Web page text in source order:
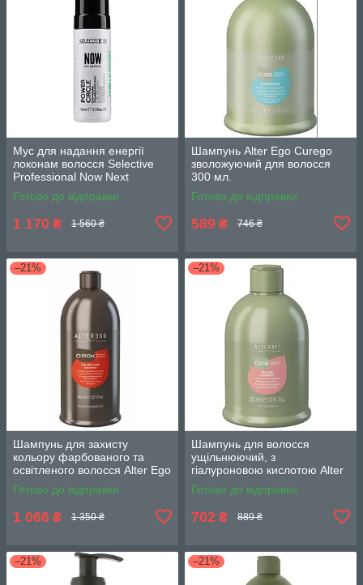
Мус для надання енергії
локонам волосся Selective
Professional Now Next
Generation Power Circle 150
мл.
Готово до відправки
1 170 ₴ 1 560 ₴
Шампунь Alter Ego Curego
зволожуючий для волосся
300 мл.
Готово до відправки
589 ₴ 746 ₴
–21%
Шампунь для захисту
кольору фарбованого та
освітленого волосся Alter Ego
Chromego 950 мл.
Готово до відправки
1 066 ₴ 1 350 ₴
–21%
Шампунь для волосся
ущільнюючий, з
гіалуроновою кислотою Alter
Ego Curego Filler 300 мл.
Готово до відправки
702 ₴ 889 ₴
–21% –21%